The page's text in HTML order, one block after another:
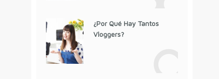
¿Por Qué Hay Tantos
Vloggers?